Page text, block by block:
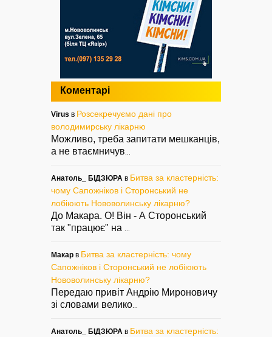
Коментарі
Virus в Розсекречуємо дані про
володимирську лікарню
Можливо, треба запитати мешканців,
а не втаємничув
Анатоль_ БІДЗЮРА в Битва за кластерність:
чому Сапожніков і Сторонський не
лобіюють Нововолинську лікарню?
До Макара. О! Він - А Сторонський
так "працює" на
Макар в Битва за кластерність: чому
Сапожніков і Сторонський не лобіюють
Нововолинську лікарню?
Передаю привіт Андрію Мироновичу
зі словами велико
Анатоль_ БІДЗЮРА в Битва за кластерність: